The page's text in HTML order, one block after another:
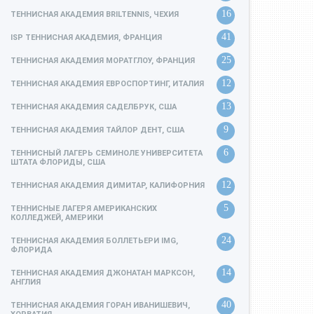
ТЕННИСНАЯ АКАДЕМИЯ BRILTENNIS, ЧЕХИЯ 16
ISP ТЕННИСНАЯ АКАДЕМИЯ, ФРАНЦИЯ 41
ТЕННИСНАЯ АКАДЕМИЯ МОРАТГЛОУ, ФРАНЦИЯ 25
ТЕННИСНАЯ АКАДЕМИЯ ЕВРОСПОРТИНГ, ИТАЛИЯ 12
ТЕННИСНАЯ АКАДЕМИЯ САДЕЛБРУК, США 13
ТЕННИСНАЯ АКАДЕМИЯ ТАЙЛОР ДЕНТ, США 9
ТЕННИСНЫЙ ЛАГЕРЬ СЕМИНОЛЕ УНИВЕРСИТЕТА
ШТАТА ФЛОРИДЫ, США
6
ТЕННИСНАЯ АКАДЕМИЯ ДИМИТАР, КАЛИФОРНИЯ 12
ТЕННИСНЫЕ ЛАГЕРЯ АМЕРИКАНСКИХ
КОЛЛЕДЖЕЙ, АМЕРИКИ
5
ТЕННИСНАЯ АКАДЕМИЯ БОЛЛЕТЬЕРИ IMG,
ФЛОРИДА
24
ТЕННИСНАЯ АКАДЕМИЯ ДЖОНАТАН МАРКСОН,
АНГЛИЯ
14
ТЕННИСНАЯ АКАДЕМИЯ ГОРАН ИВАНИШЕВИЧ,
40